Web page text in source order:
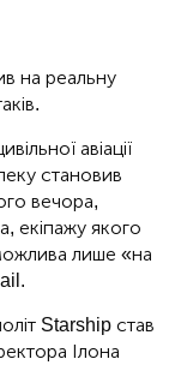
на реальну
авіації
становив
вечора,
екіпажу якого
лише «на
Starship став
Ілона